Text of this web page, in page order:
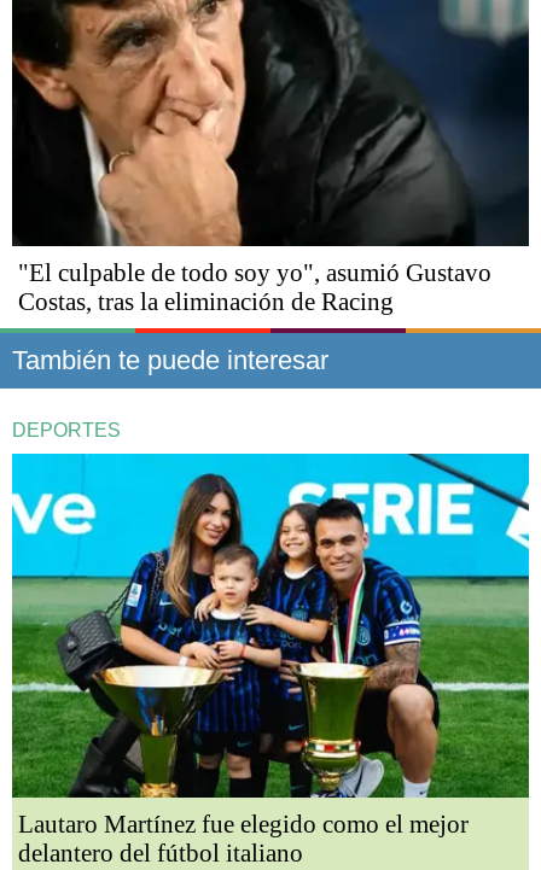
"El culpable de todo soy yo", asumió Gustavo
Costas, tras la eliminación de Racing
También te puede interesar
DEPORTES
Lautaro Martínez fue elegido como el mejor
delantero del fútbol italiano